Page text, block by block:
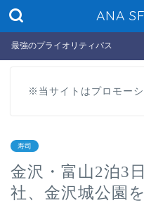
ANA
最強のプライオリティパス
※当サイトはプロモーシ
寿司
金沢・富山2泊3
社、金沢城公園